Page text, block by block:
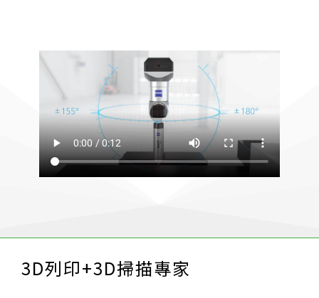
3D列印+3D掃描專家